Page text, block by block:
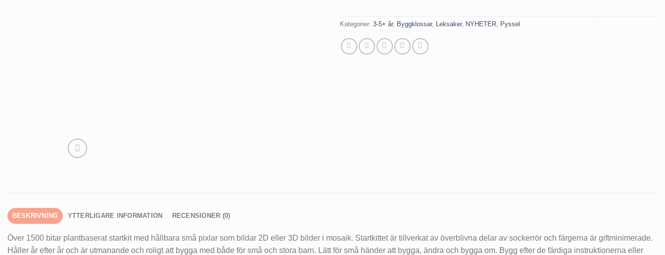
Kategorier: 3-5+ år, Byggklossar, Leksaker, NYHETER Pyssel
BESKRIVNING YTTERLIGARE INFORMATION RECENSIONER (0)
Över 1500 bitar plantbaserat startkit med hållbara små pixlar som bildar 2D eller 3D bilder i mosaik. Startkittet är tillverkat av överblivna delar av sockerrör och färgerna är giftminimerade.
Håller år efter år och är utmanande och roligt att bygga med både för små och stora barn. Lätt för små händer att bygga, ändra och bygga om. Bygg efter de färdiga instruktionerna eller